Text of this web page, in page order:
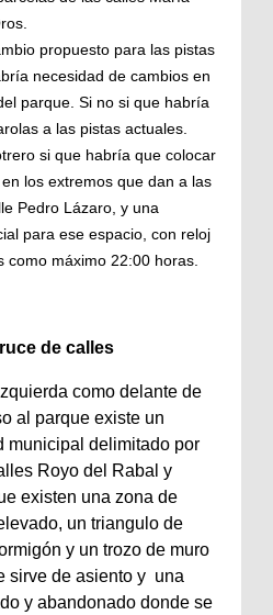
propuesto para las pistas
necesidad de cambios en
parque. Si no si que habría
a las pistas actuales.
si que habría que colocar
los extremos que dan a las
Pedro Lázaro, y una
para ese espacio, con reloj
como máximo 22:00 horas.
de calles
como delante de
al parque existe un
municipal delimitado por
Royo del Rabal y
existen una zona de
un triangulo de
y un trozo de muro
sirve de asiento y una
y abandonado donde se